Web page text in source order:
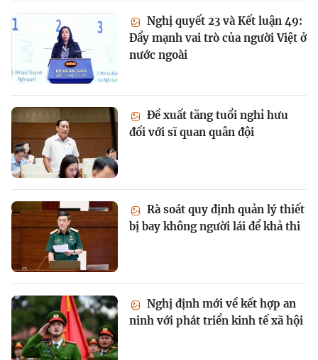
Nghị quyết 23 và Kết luận 49:
Đẩy mạnh vai trò của người Việt ở
nước ngoài
Đề xuất tăng tuổi nghỉ hưu
đối với sĩ quan quân đội
Rà soát quy định quản lý thiết
bị bay không người lái để khả thi
Nghị định mới về kết hợp an
ninh với phát triển kinh tế xã hội